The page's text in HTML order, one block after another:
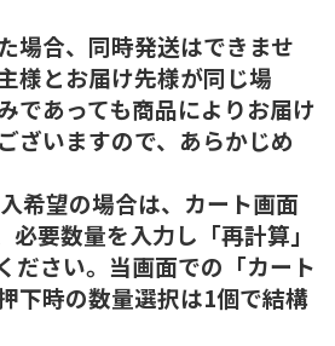
場合、同時発送はできませ
様とお届け先様が同じ場
であっても商品によりお届け
ざいますので、あらかじめ
希望の場合は、カート画面
要数量を入力し「再計算」
ださい。当画面での「カート
下時の数量選択は1個で結構